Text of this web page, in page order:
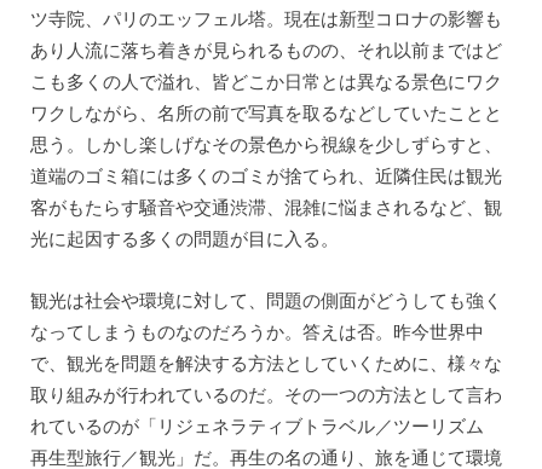
ツ寺院、パリのエッフェル塔。現在は新型コロナの影響も
あり人流に落ち着きが見られるものの、それ以前まではど
こも多くの人で溢れ、皆どこか日常とは異なる景色にワク
ワクしながら、名所の前で写真を取るなどしていたことと
思う。しかし楽しげなその景色から視線を少しずらすと、
道端のゴミ箱には多くのゴミが捨てられ、近隣住民は観光
客がもたらす騒音や交通渋滞、混雑に悩まされるなど、観
光に起因する多くの問題が目に入る。
観光は社会や環境に対して、問題の側面がどうしても強く
なってしまうものなのだろうか。答えは否。昨今世界中
で、観光を問題を解決する方法としていくために、様々な
取り組みが行われているのだ。その一つの方法として言わ
れているのが「リジェネラティブトラベル／ツーリズム
再生型旅行／観光」だ。再生の名の通り、旅を通じて環境